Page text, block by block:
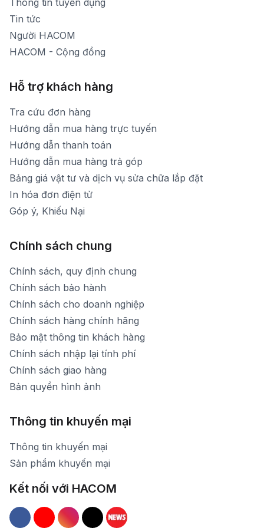
Thông tin tuyển dụng
Tin tức
Người HACOM
HACOM - Cộng đồng
Hỗ trợ khách hàng
Tra cứu đơn hàng
Hướng dẫn mua hàng trực tuyến
Hướng dẫn thanh toán
Hướng dẫn mua hàng trả góp
Bảng giá vật tư và dịch vụ sửa chữa lắp đặt
In hóa đơn điện tử
Góp ý, Khiếu Nại
Chính sách chung
Chính sách, quy định chung
Chính sách bảo hành
Chính sách cho doanh nghiệp
Chính sách hàng chính hãng
Bảo mật thông tin khách hàng
Chính sách nhập lại tính phí
Chính sách giao hàng
Bản quyền hình ảnh
Thông tin khuyến mại
Thông tin khuyến mại
Sản phẩm khuyến mại
Kết nối với HACOM
Hacom Facebook
Hacom YouTube
Hacom Instagram
Hacom TikTok